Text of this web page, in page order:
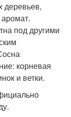
деревьев,
под другими
корневая
и ветки.